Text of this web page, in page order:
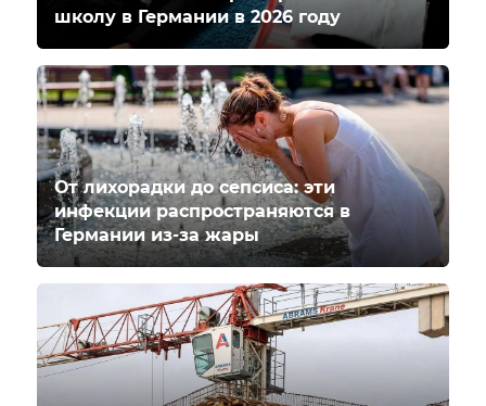
школу в Германии в 2026 году
От лихорадки до сепсиса: эти
инфекции распространяются в
Германии из-за жары